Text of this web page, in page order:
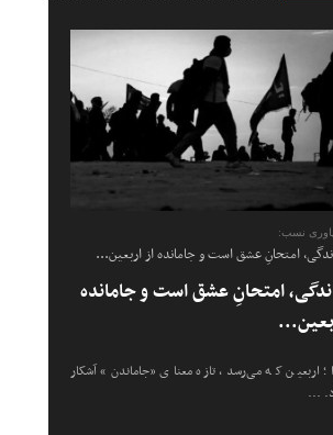
نسب:
امتحانِ عشق است و جامانده از اربعین...
امتحانِ عشق است و جامانده
اربعین که می‌رسد، تازه معنای «جاماندن» آشکار
...